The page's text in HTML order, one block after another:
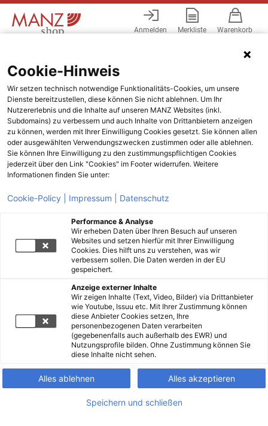
Anmelden Merkliste Warenkorb
Cookie-Hinweis
Wir setzen technisch notwendige Funktionalitäts-Cookies, um unsere
Dienste bereitzustellen, diese können Sie nicht ablehnen. Um Ihr
Nutzererlebnis und die Inhalte auf unseren MANZ Websites (inkl.
Subdomains) zu verbessern und auch Inhalte von Drittanbietern anzeigen
zu können, werden mit Ihrer Einwilligung Cookies gesetzt. Sie können allen
oder ausgewählten Verwendungszwecken zustimmen oder alle ablehnen.
Sie können Ihre Einwilligung zu den zustimmungspflichtigen Cookies
jederzeit über den Link "Cookies" im Footer widerrufen. Weitere
Informationen finden Sie unter:
Cookie-Policy | Impressum | Datenschutz
Performance & Analyse
Wir erheben Daten über Ihren Besuch auf unseren
Websites und setzen hierfür mit Ihrer Einwilligung
Cookies. Dies hilft uns zu verstehen, was wir
verbessern sollen. Die Daten werden in der EU
gespeichert.
Anzeige externer Inhalte
Wir zeigen Inhalte (Text, Video, Bilder) via Drittanbieter
wie Youtube, Issuu etc. Mit Ihrer Zustimmung können
diese Anbieter Cookies setzen, Ihre
personenbezogenen Daten verarbeiten
(gegebenenfalls auch außerhalb des EWR) und
Nutzungsprofile bilden. Ohne Zustimmung können Sie
diese Inhalte nicht sehen.
Alles ablehnen Alles akzeptieren
Speichern und schließen